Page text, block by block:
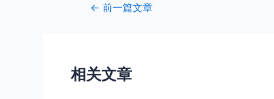
← 前一篇文章
相关文章